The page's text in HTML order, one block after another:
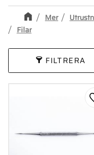
Mer
Filar
FILTRERA